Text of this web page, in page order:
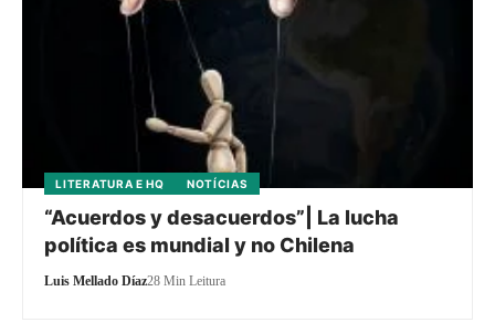
LITERATURA E HQ NOTÍCIAS
“Acuerdos y desacuerdos”| La lucha
política es mundial y no Chilena
Luis Mellado Díaz28 Min Leitura